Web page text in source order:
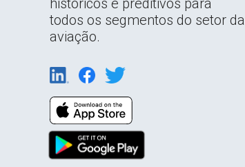
históricos e preditivos para
todos os segmentos do setor da
aviação.